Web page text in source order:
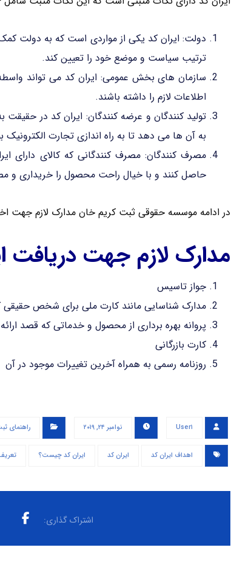
دولت: ایران کد یکی از مواردی است که به دولت کمک
ترتیب سیاست و موضع خود را تعیین کند.
سازمان های بخش عمومی: ایران کد می تواند
اطلاعات لازم را داشته باشند.
تولید کنندگان و عرضه کنندگان: ایران کد در حقیقت
به آن ها می دهد تا به راه اندازی تجارت الکترونیک
مصرف کنندگان: مصرف کنندگانی که کالای دارای
حاصل کنند و با خیال راحت محصول را خریداری و
در ادامه موسسه حقوقی ثبت کریم خان مدارک لازم جهت
مدارک لازم جهت دریافت
جواز تاسیس
مدارک شناسایی مانند کارت ملی برای شخص حقیقی
پروانه بهره برداری از محصول و خدماتی که قصد
کارت بازرگانی
روزنامه رسمی به همراه آخرین تغییرات موجود در آن
User۱ نوامبر ۲۴, ۲۰۱۹ راهنمای
اهداف ایران کد ایران کد ایران کد چیست؟